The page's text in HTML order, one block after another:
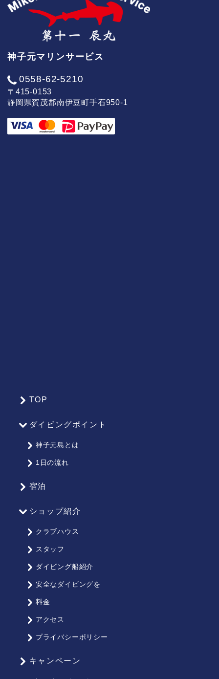
神子元マリンサービス
0558-62-5210
〒415-0153
静岡県賀茂郡南伊豆町手石950-1
TOP
ダイビングポイント
神子元島とは
1日の流れ
宿泊
ショップ紹介
クラブハウス
スタッフ
ダイビング船紹介
安全なダイビングを
料金
アクセス
プライバシーポリシー
キャンペーン